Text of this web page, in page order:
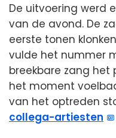
De uitvoering werd
van de avond. De
eerste tonen
vulde het nummer
breekbare zang het
het moment
van het optreden
collega-artiesten